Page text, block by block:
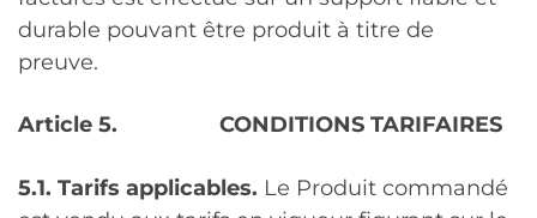
durable pouvant être produit à titre de
preuve.
Article 5. CONDITIONS TARIFAIRES
5.1. Tarifs applicables. Le Produit commandé